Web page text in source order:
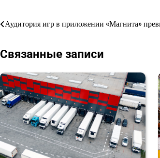
Навигация
записям
Аудитория игр в приложении «Магнита»
Связанные записи